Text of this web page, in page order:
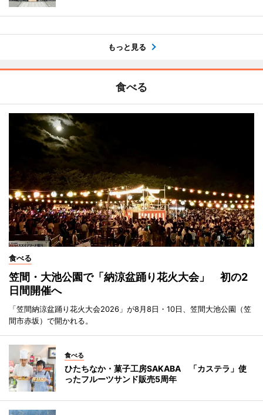
もっと見る
食べる
食べる
笠間・大池公園で「納涼盆踊り花火大会」 初の2
日間開催へ
「笠間納涼盆踊り花火大会2026」が8月8日・10日、笠間大池公園（笠
間市赤坂）で開かれる。
食べる
ひたちなか・菓子工房SAKABA 「カステラ」使
ったフルーツサンド販売5周年